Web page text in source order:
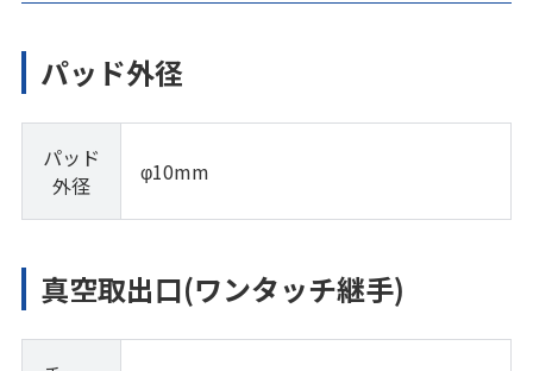
パッド外径
パッド
外径
φ10mm
真空取出口(ワンタッチ継手)